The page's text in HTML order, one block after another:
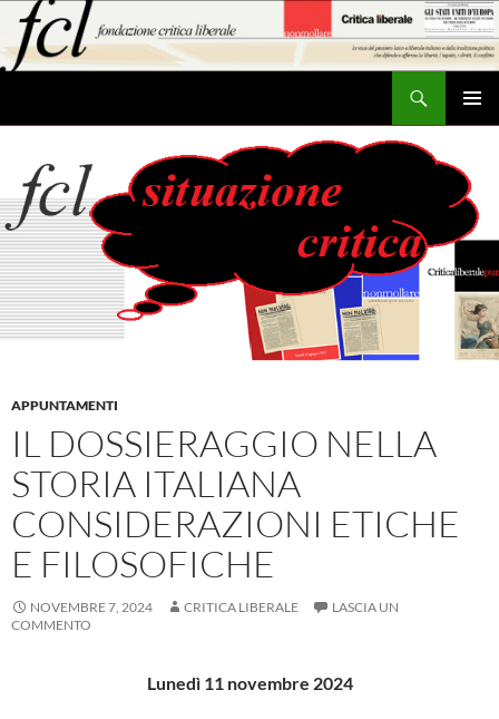
contenuto
APPUNTAMENTI
IL DOSSIERAGGIO NELLA
STORIA ITALIANA
CONSIDERAZIONI ETICHE
E FILOSOFICHE
NOVEMBRE 7, 2024 CRITICA LIBERALE
LASCIA UN
COMMENTO
Lunedì 11 novembre 2024